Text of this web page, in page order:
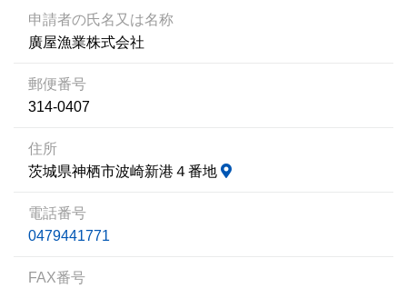
申請者の氏名又は名称
廣屋漁業株式会社
郵便番号
314-0407
住所
茨城県神栖市波崎新港４番地
電話番号
0479441771
FAX番号